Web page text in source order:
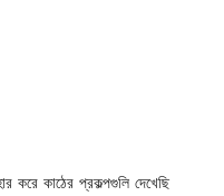
করে কাঠের প্রকল্পগুলি দেখেছি